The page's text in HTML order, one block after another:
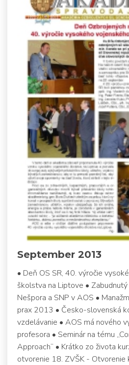
September 2013
• Deň OS SR, 40. výročie
školstva na Liptove •
Nešpora a SNP v AOS •
prax 2013 • Česko-slovenská
vzdelávanie • AOS má nového
profesora • Seminár na tému
Approach“ • Krátko zo života
otvorenie 18. ZVŠK - Otvorenie